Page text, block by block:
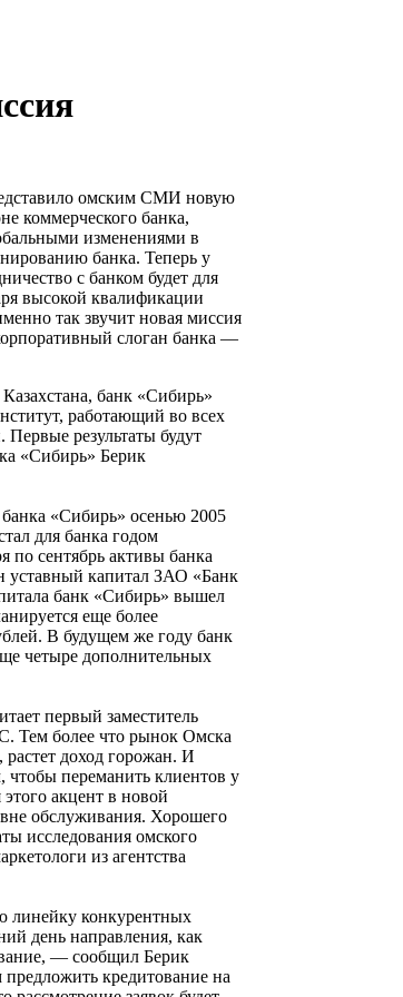
омским СМИ новую
коммерческого банка,
изменениями в
банка. Теперь у
с банком будет для
высокой квалификации
так звучит новая миссия
слоган банка —
банк «Сибирь»
работающий во всех
Первые результаты будут
«Сибирь» Берик
«Сибирь» осенью 2005
для банка годом
по сентябрь активы банка
уставный капитал ЗАО «Банк
банк «Сибирь» вышел
еще более
В будущем же году банк
четыре дополнительных
первый заместитель
Тем более что рынок Омска
растет доход горожан. И
чтобы переманить клиентов у
акцент в новой
обслуживания. Хорошего
исследования омского
из агентства
линейку конкурентных
день направления, как
— сообщил Берик
кредитование на